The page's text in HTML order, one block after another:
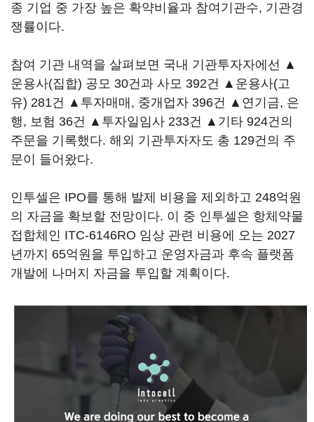
종 기업 중 가장 높은 확약비율과 참여기관수, 기관경
쟁률이다.
참여 기관 내역을 살펴보면 국내 기관투자자에선 ▲
운용사(집합) 공모 30건과 사모 392건 ▲운용사(고
유) 281건 ▲투자매매, 중개업자 396건 ▲연기금, 은
행, 보험 36건 ▲투자일임사 233건 ▲기타 924건의
주문을 기록했다. 해외 기관투자자도 총 129건의 주
문이 들어왔다.
인투셀은 IPO를 통해 발제 비용을 제외하고 248억원
의 자금을 확보할 전망이다. 이 중 인투셀은 항체약물
접합체인 ITC-6146RO 임상 관련 비용에 오는 2027
년까지 65억원을 투입하고 운영자금과 후속 플랫폼
개발에 나머지 자금을 투입할 계획이다.